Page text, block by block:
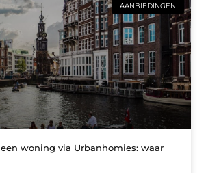
AANBIEDINGEN
woning via Urbanhomies: waar